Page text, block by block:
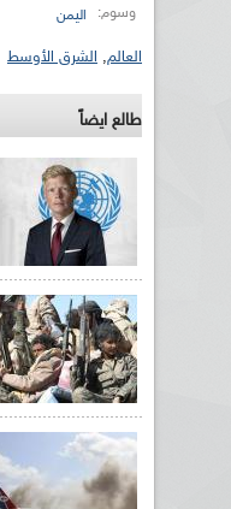
وسوم: اليمن
العالم, الشرق الأوسط
طالع ايضاً